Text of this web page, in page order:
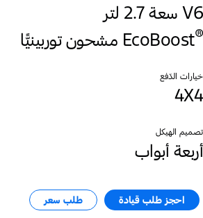
V6 سعة 2.7 لتر
EcoBoost®
خيارات الدّفع
4X4
تصميم الهيكل
أربعة أبواب
احجز طلب قيادة​ طلب سعر​